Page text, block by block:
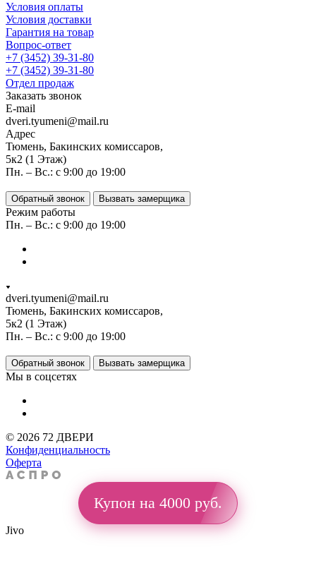
Условия оплаты
Условия доставки
Гарантия на товар
Вопрос-ответ
+7 (3452) 39-31-80
+7 (3452) 39-31-80
Отдел продаж
Заказать звонок
E-mail
dveri.tyumeni@mail.ru
Адрес
Тюмень, Бакинских комиссаров,
5к2 (1 Этаж)
Пн. – Вс.: с 9:00 до 19:00
Обратный звонок Вызвать замерщика
Режим работы
Пн. – Вс.: с 9:00 до 19:00
dveri.tyumeni@mail.ru
Тюмень, Бакинских комиссаров,
5к2 (1 Этаж)
Пн. – Вс.: с 9:00 до 19:00
Обратный звонок Вызвать замерщика
Мы в соцсетях
© 2026 72 ДВЕРИ
Конфиденциальность
Оферта
Купон на 4000 руб.
Jivo